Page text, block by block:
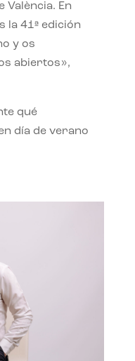
En
la 41ª edición
y os
abiertos»,
qué
día de verano